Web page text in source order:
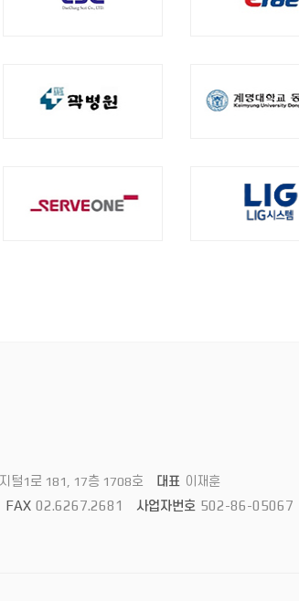
털1로 181, 17층 1708호 대표 이재훈
FAX 02.6267.2681 사업자번호 502-86-05067